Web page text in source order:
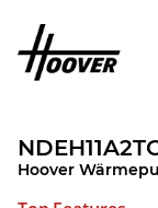
Hoover